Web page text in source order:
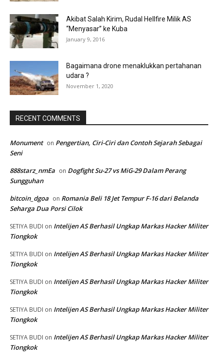
Akibat Salah Kirim, Rudal Hellfire Milik AS
“Menyasar” ke Kuba
January 9, 2016
Bagaimana drone menaklukkan pertahanan
udara ?
November 1, 2020
RECENT COMMENTS
Monument on Pengertian, Ciri-Ciri dan Contoh Sejarah Sebagai
Seni
888starz_nmEa on Dogfight Su-27 vs MiG-29 Dalam Perang
Sungguhan
bitcoin_dgoa on Romania Beli 18 Jet Tempur F-16 dari Belanda
Seharga Dua Porsi Cilok
SETIYA BUDI on Intelijen AS Berhasil Ungkap Markas Hacker Militer
Tiongkok
SETIYA BUDI on Intelijen AS Berhasil Ungkap Markas Hacker Militer
Tiongkok
SETIYA BUDI on Intelijen AS Berhasil Ungkap Markas Hacker Militer
Tiongkok
SETIYA BUDI on Intelijen AS Berhasil Ungkap Markas Hacker Militer
Tiongkok
SETIYA BUDI on Intelijen AS Berhasil Ungkap Markas Hacker Militer
Tiongkok